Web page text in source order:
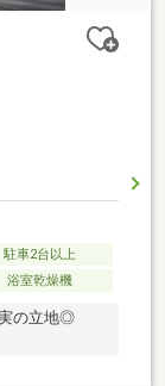
駐車2台以上
浴室乾燥機
実の立地◎